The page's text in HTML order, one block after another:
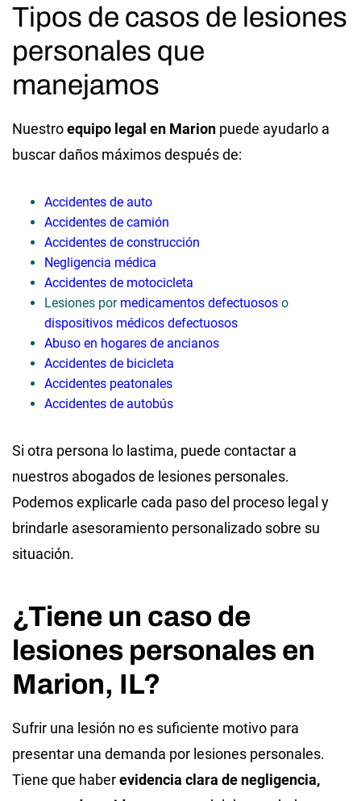
Tipos de casos de lesiones
personales que
manejamos
Nuestroequipo legal en Marion puede ayudarlo a
buscar daños máximos después de:
Accidentes de auto
Accidentes de camión
Accidentes de construcción
Negligencia médica
Accidentes de motocicleta
Lesiones pormedicamentos defectuosos o
dispositivos médicos defectuosos
Abuso en hogares de ancianos
Accidentes de bicicleta
Accidentes peatonales
Accidentes de autobús
Si otra persona lo lastima, puede contactar a
nuestros abogados de lesiones personales.
Podemos explicarle cada paso del proceso legal y
brindarle asesoramiento personalizado sobre su
situación.
¿Tiene un caso de
lesiones personales en
Marion, IL?
Sufrir una lesión no es suficiente motivo para
presentar una demanda por lesiones personales.
Tiene que haberevidencia clara de negligencia,